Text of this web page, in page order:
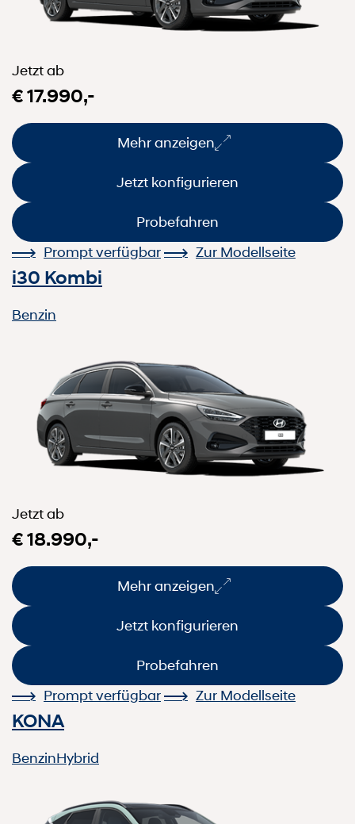
Jetzt ab
€ 17.990,-
Mehr anzeigen
Jetzt konfigurieren
Probefahren
Prompt verfügbar
Zur Modellseite
i30 Kombi
Benzin
Jetzt ab
€ 18.990,-
Mehr anzeigen
Jetzt konfigurieren
Probefahren
Prompt verfügbar
Zur Modellseite
KONA
BenzinHybrid